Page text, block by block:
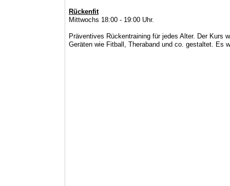
Rückenfit
Mittwochs 18:00 - 19:00 Uhr.
Präventives Rückentraining für jedes Alter. Der Kurs
Geräten wie Fitball, Theraband und co. gestaltet. Es